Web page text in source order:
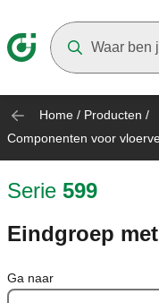
Home / Producten /
Componenten voor
Serie 599
Eindgroep
Ga naar